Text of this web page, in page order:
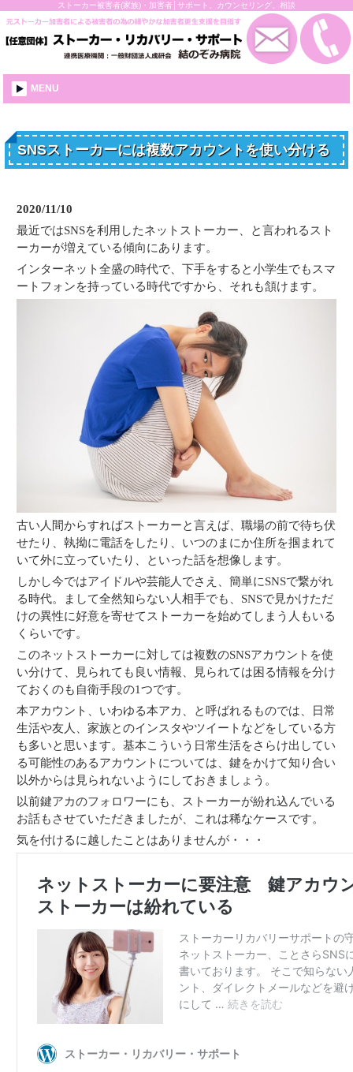
ストーカー被害者(家族)・加害者│サポート、カウンセリング、相談
MENU
SNSストーカーには複数アカウントを使い分ける
2020/11/10
最近ではSNSを利用したネットストーカー、と言われるスト
ーカーが増えている傾向にあります。
インターネット全盛の時代で、下手をすると小学生でもスマ
ートフォンを持っている時代ですから、それも頷けます。
古い人間からすればストーカーと言えば、職場の前で待ち伏
せたり、執拗に電話をしたり、いつのまにか住所を掴まれて
いて外に立っていたり、といった話を想像します。
しかし今ではアイドルや芸能人でさえ、簡単にSNSで繋がれ
る時代。まして全然知らない人相手でも、SNSで見かけただ
けの異性に好意を寄せてストーカーを始めてしまう人もいる
くらいです。
このネットストーカーに対しては複数のSNSアカウントを使
い分けて、見られても良い情報、見られては困る情報を分け
ておくのも自衛手段の1つです。
本アカウント、いわゆる本アカ、と呼ばれるものでは、日常
生活や友人、家族とのインスタやツイートなどをしている方
も多いと思います。基本こういう日常生活をさらけ出してい
る可能性のあるアカウントについては、鍵をかけて知り合い
以外からは見られないようにしておきましょう。
以前鍵アカのフォロワーにも、ストーカーが紛れ込んでいる
お話もさせていただきましたが、これは稀なケースです。
気を付けるに越したことはありませんが・・・